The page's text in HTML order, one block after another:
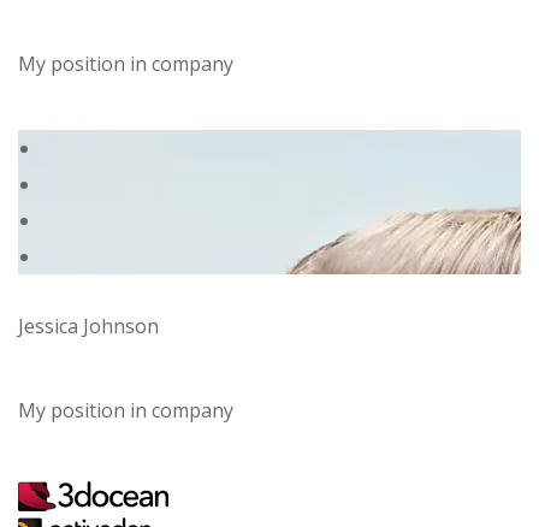
My position in company
Jessica Johnson
My position in company